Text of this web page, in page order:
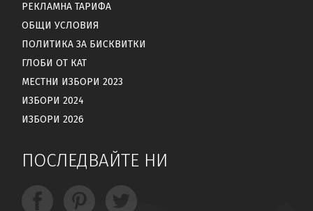
РЕКЛАМНА ТАРИФА
ОБЩИ УСЛОВИЯ
ПОЛИТИКА ЗА БИСКВИТКИ
ГЛОБИ ОТ КАТ
МЕСТНИ ИЗБОРИ 2023
ИЗБОРИ 2024
ИЗБОРИ 2026
ПОСЛЕДВАЙТЕ НИ